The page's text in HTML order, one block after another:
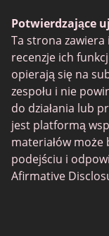
Potwierdzające
Ta strona
recenzje ich
opierają się na
zespołu i nie
do działania lub
jest platformą
materiałów może
podejściu i
Afirmative